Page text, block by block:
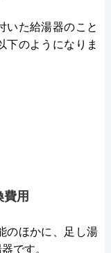
いた給湯器のこと
下のようになりま
用
のほかに、足し湯
です。